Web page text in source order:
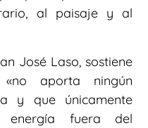
al paisaje y al
José Laso, sostiene
aporta ningún
y que únicamente
energía fuera del